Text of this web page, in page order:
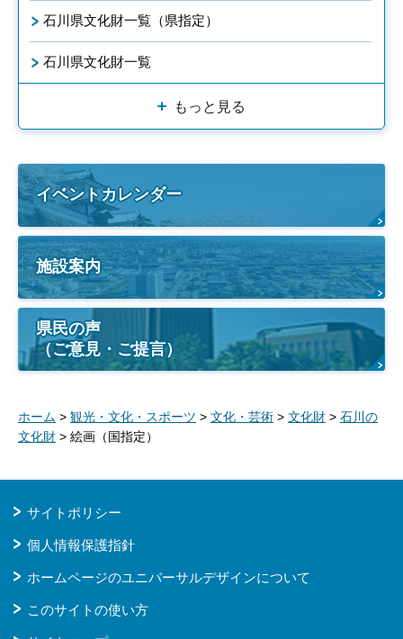
石川県文化財一覧（県指定）
石川県文化財一覧
もっと見る
イベントカレンダー
施設案内
県民の声
（ご意見・ご提言）
ホーム > 観光・文化・スポーツ > 文化・芸術 > 文化財 > 石川の
文化財 > 絵画（国指定）
サイトポリシー
個人情報保護指針
ホームページのユニバーサルデザインについて
このサイトの使い方